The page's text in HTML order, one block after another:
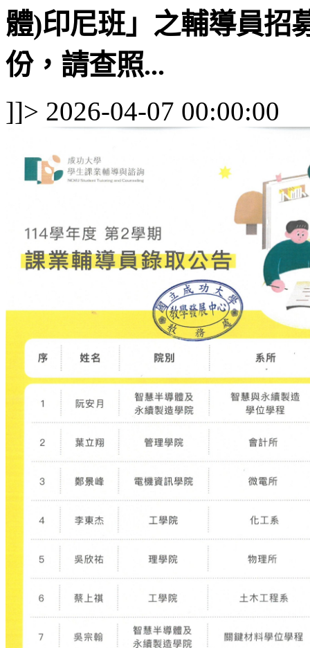
體)印尼班」之輔導員招
份，請查照...
]]> 2026-04-07 00:00:00